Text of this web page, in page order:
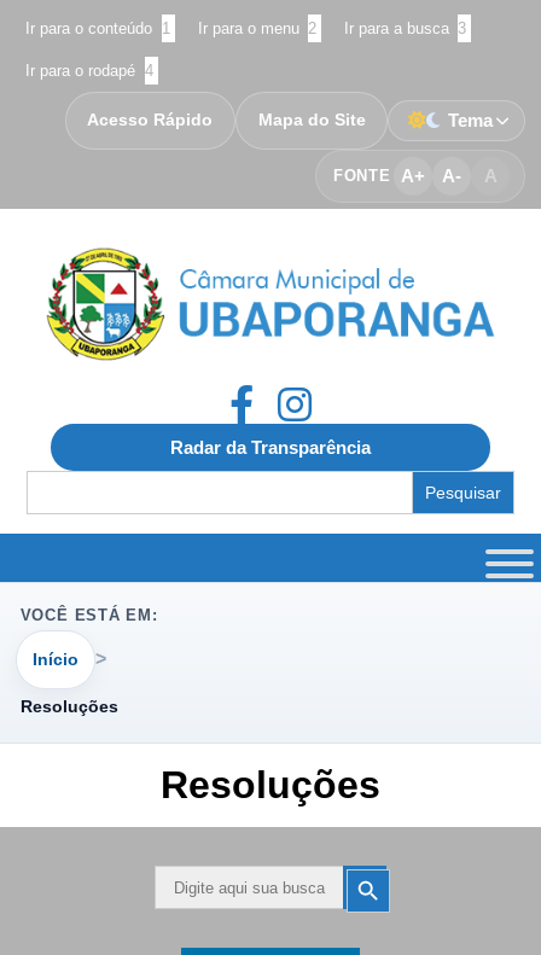
Ir para o conteúdo 1 Ir para o menu 2 Ir para a busca 3
Ir para o rodapé 4
FONTE A+ A- A
Acesso Rápido Mapa do Site Tema
Radar da Transparência
for:
VOCÊ ESTÁ EM:
Início
Resoluções
Resoluções
Search
for:
Search
Button